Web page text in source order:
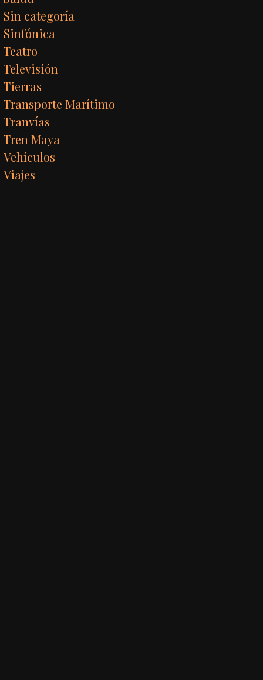
Sin categoría
Sinfónica
Teatro
Televisión
Tierras
Transporte Marítimo
Tranvías
Tren Maya
Vehículos
Viajes